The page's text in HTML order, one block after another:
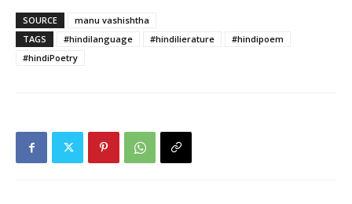
SOURCE
manu vashishtha
TAGS
#hindilanguage #hindilierature
#hindipoem
#hindiPoetry